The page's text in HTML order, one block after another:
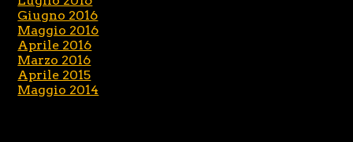
Giugno 2016
Maggio 2016
Aprile 2016
Marzo 2016
Aprile 2015
Maggio 2014